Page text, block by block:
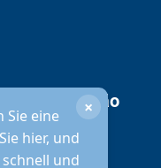
Sie eine
hier, und
und
×
administração